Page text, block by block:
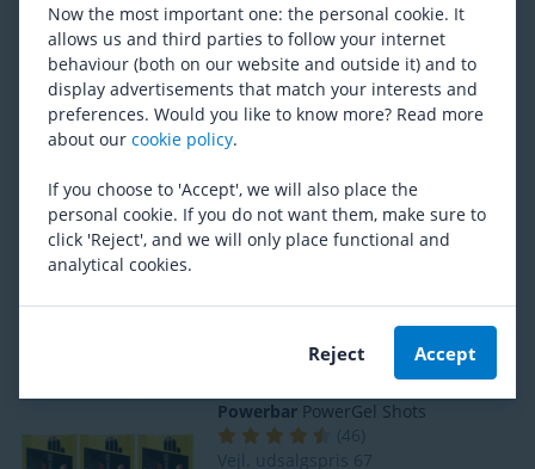
Vejl. udsalgspris64
Fra 56
Amacx Drink Gel Bundle
Powerbar PowerGel Shots
(46
Vejl. udsalgspris 67
Now the most important one: the personal cookie. It
allows us and third parties to follow your internet
behaviour (both on our website and outside it) and to
display advertisements that match your interests and
preferences. Would you like to know more? Read more
about our cookie policy.
If you choose to 'Accept', we will also place the
personal cookie. If you do not want them, make sure to
click 'Reject', and we will only place functional and
analytical cookies.
Reject Accept